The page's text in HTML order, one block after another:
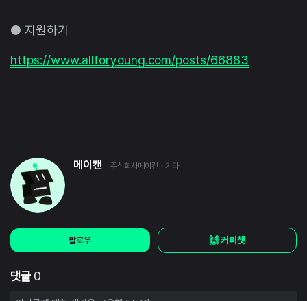
● 지원하기
https://www.allforyoung.com/posts/66883
메이캔 주식회사메이캔 · 기타
팔로우 🙌 커피챗
댓글 0